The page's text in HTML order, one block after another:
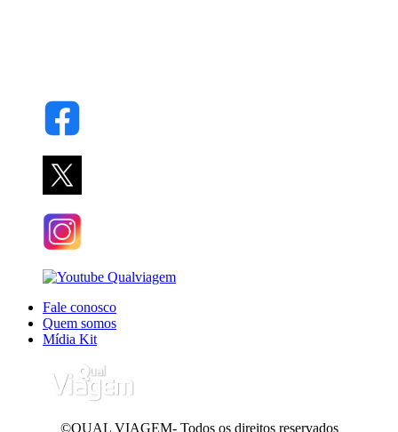
Fale conosco
Quem somos
Mídia Kit
©QUAL VIAGEM- Todos os direitos reservados